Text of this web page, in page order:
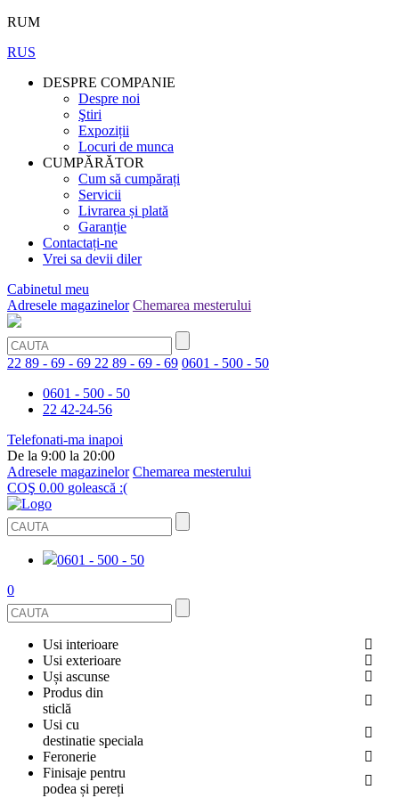
RUM
RUS
DESPRE COMPANIE
Despre noi
Ştiri
Expoziții
Locuri de munca
CUMPĂRĂTOR
Cum să cumpărați
Servicii
Livrarea și plată
Garanție
Contactați-ne
Vrei sa devii diler
Cabinetul meu
Adresele magazinelor Chemarea mesterului
22 89 - 69 - 69 22 89 - 69 - 69 0601 - 500 - 50
0601 - 500 - 50
22 42-24-56
Telefonati-ma inapoi
De la 9:00 la 20:00
Adresele magazinelor Chemarea mesterului
COŞ 0.00 golească :(
0601 - 500 - 50
0
Usi interioare
FURNIRUITE
SMALT
Usi exterioare
USI METALICE
PENTRU APARTAMENT
PENTRU CASA
Uși ascunse
OGLINDIT
GRESIE PORȚELANATĂ
Produs din
sticlă
BALUSTRADE ȘI TREPTE
CABINE DE DUȘ ȘI PEREȚI DESPĂRȚITORI
Usi cu
destinatie speciala
USI ANTIFOC (ANTIINCENDIU)
Feronerie
ACCESORII
Finisaje pentru
podea și pereți